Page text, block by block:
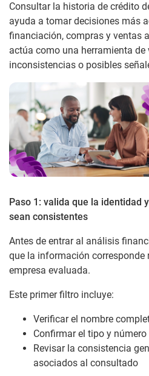
Consultar la historia de crédito
ayuda a tomar decisiones más
financiación, compras y ventas
actúa como una herramienta
inconsistencias o posibles
Paso 1: valida que la identidad
sean consistentes
Antes de entrar al análisis
que la información corresponde
empresa evaluada.
Este primer filtro incluye:
Verificar el nombre
Confirmar el tipo y
Revisar la consistencia
asociados al consultado